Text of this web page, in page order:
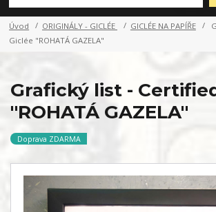
Úvod ORIGINÁLY - GICLÉE GICLÉE NA PAPÍŘE
Giclée "ROHATÁ GAZELA"
Grafický list -
"ROHATÁ GAZELA"
Doprava ZDARMA